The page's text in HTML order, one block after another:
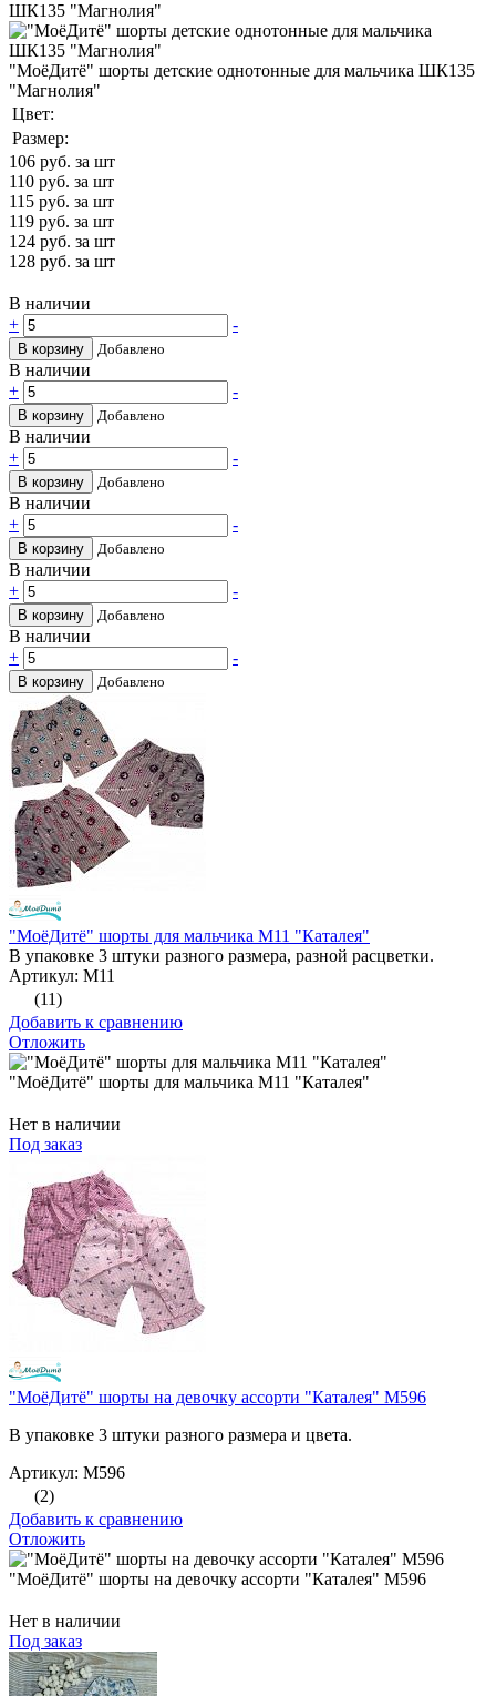
"МоёДитё" шорты детские однотонные для мальчика ШК135
"Магнолия"
Цвет:
Размер:
106 руб. за шт
110 руб. за шт
115 руб. за шт
119 руб. за шт
124 руб. за шт
128 руб. за шт
В наличии
+
-
В корзину Добавлено
В наличии
+
-
В корзину Добавлено
В наличии
+
-
В корзину Добавлено
В наличии
+
-
В корзину Добавлено
В наличии
+
-
В корзину Добавлено
В наличии
+
-
В корзину Добавлено
"МоёДитё" шорты для мальчика М11 "Каталея"
В упаковке 3 штуки разного размера, разной расцветки.
Артикул: М11
(11)
Добавить к сравнению
Отложить
"МоёДитё" шорты для мальчика М11 "Каталея"
Нет в наличии
Под заказ
"МоёДитё" шорты на девочку ассорти "Каталея" М596
В упаковке 3 штуки разного размера и цвета.
Артикул: М596
(2)
Добавить к сравнению
Отложить
"МоёДитё" шорты на девочку ассорти "Каталея" М596
Нет в наличии
Под заказ